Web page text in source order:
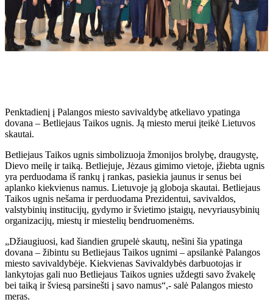
Penktadienį į Palangos miesto savivaldybę atkeliavo ypatinga
dovana – Betliejaus Taikos ugnis. Ją miesto merui įteikė Lietuvos
skautai.
Betliejaus Taikos ugnis simbolizuoja žmonijos brolybę, draugystę,
Dievo meilę ir taiką. Betliejuje, Jėzaus gimimo vietoje, įžiebta ugnis
yra perduodama iš rankų į rankas, pasiekia jaunus ir senus bei
aplanko kiekvienus namus. Lietuvoje ją globoja skautai. Betliejaus
Taikos ugnis nešama ir perduodama Prezidentui, savivaldos,
valstybinių institucijų, gydymo ir švietimo įstaigų, nevyriausybinių
organizacijų, miestų ir miestelių bendruomenėms.
„Džiaugiuosi, kad šiandien grupelė skautų, nešini šia ypatinga
dovana – žibintu su Betliejaus Taikos ugnimi – apsilankė Palangos
miesto savivaldybėje. Kiekvienas Savivaldybės darbuotojas ir
lankytojas gali nuo Betliejaus Taikos ugnies uždegti savo žvakelę
bei taiką ir šviesą parsinešti į savo namus“,- salė Palangos miesto
meras.